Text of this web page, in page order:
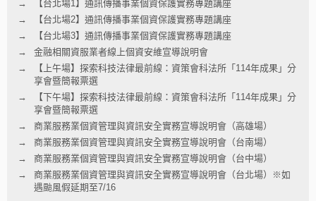
【台北場1】通訊傳播事業個資保護實務專題講座
【台北場2】通訊傳播事業個資保護實務專題講座
【台北場3】通訊傳播事業個資保護實務專題講座
金融相關資服業者線上個資安維宣導說明會
【上午場】探索科技法律最前線：資策會科法所「114年成果」分
享會暨簡報票選
【下午場】探索科技法律最前線：資策會科法所「114年成果」分
享會暨簡報票選
商業服務業個資管理與資訊安全實務宣導說明會（高雄場）
商業服務業個資管理與資訊安全實務宣導說明會（台南場）
商業服務業個資管理與資訊安全實務宣導說明會（台中場）
商業服務業個資管理與資訊安全實務宣導說明會（台北場）※如
遇颱風假延期至7/16